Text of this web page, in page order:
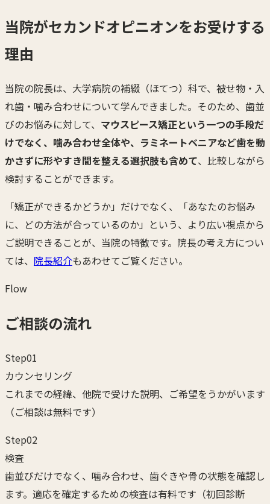
当院がセカンドオピニオンをお受けする
理由
当院の院長は、大学病院の補綴（ほてつ）科で、被せ物・入
れ歯・噛み合わせについて学んできました。そのため、歯並
びのお悩みに対して、 マウスピース矯正という一つの手段だ
けでなく、噛み合わせ全体や、ラミネートベニアなど歯を動
かさずに形やすき間を整える選択肢も含めて、比較しながら
検討することができます。
「矯正ができるかどうか」だけでなく、「あなたのお悩み
に、どの方法が合っているのか」という、より広い視点から
ご説明できることが、当院の特徴です。院長の考え方につい
ては、 院長紹介もあわせてご覧ください。
Flow
ご相談の流れ
Step01
カウンセリング
これまでの経緯、他院で受けた説明、ご希望をうかがいます
（ご相談は無料です）
Step02
検査
歯並びだけでなく、噛み合わせ、歯ぐきや骨の状態を確認し
ます。適応を確定するための検査は有料です（初回診断